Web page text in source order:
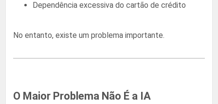
Dependência excessiva do cartão de crédito
No entanto, existe um problema importante.
O Maior Problema Não É a IA